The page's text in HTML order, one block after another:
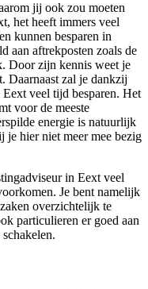
jij ook zou moeten
het heeft immers veel
kunnen besparen in
aan aftrekposten zoals de
Door zijn kennis weet je
Daarnaast zal je dankzij
veel tijd besparen. Het
voor de meeste
energie is natuurlijk
je hier niet meer mee bezig
in Eext veel
Je bent namelijk
overzichtelijk te
particulieren er goed aan